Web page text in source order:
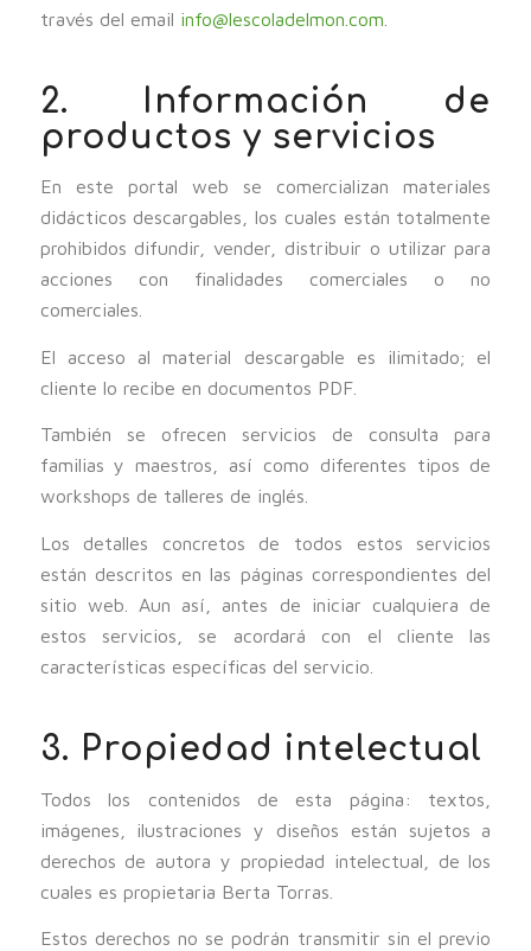
través del email info@lescoladelmon.com
2. Información de
productos y servicios
En este portal web se comercializan materiales
didácticos descargables, los cuales están totalmente
prohibidos difundir, vender, distribuir o utilizar para
acciones con finalidades comerciales o no
comerciales.
El acceso al material descargable es ilimitado; el
cliente lo recibe en documentos PDF.
También se ofrecen servicios de consulta para
familias y maestros, así como diferentes tipos de
workshops de talleres de inglés.
Los detalles concretos de todos estos servicios
están descritos en las páginas correspondientes del
sitio web. Aun así, antes de iniciar cualquiera de
estos servicios, se acordará con el cliente las
características específicas del servicio.
3. Propiedad intelectual
Todos los contenidos de esta página: textos,
imágenes, ilustraciones y diseños están sujetos a
derechos de autora y propiedad intelectual, de los
cuales es propietaria Berta Torras.
Estos derechos no se podrán transmitir sin el previo